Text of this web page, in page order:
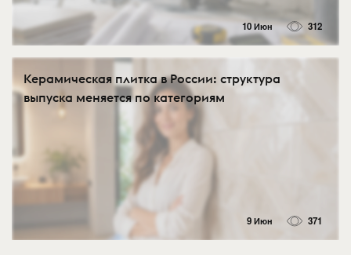
10 Июн 312
Керамическая плитка в России: структура
выпуска меняется по категориям
9 Июн 371